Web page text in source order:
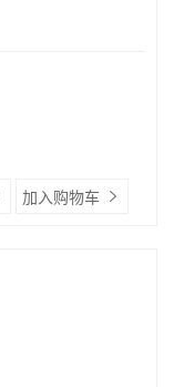
加入购物车